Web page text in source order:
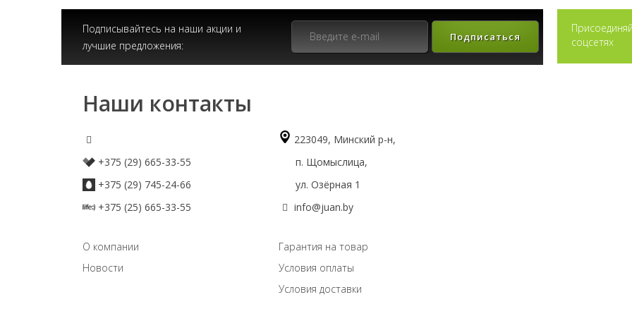
Подписывайтесь на наши акции и
лучшие предложения:
Подписаться
соцсетях
Наши контакты
+375 (29) 665-33-55
+375 (29) 745-24-66
+375 (25) 665-33-55
223049, Минский р-н,
п. Щомыслица,
ул. Озёрная 1
info@juan.by
О компании
Новости
Гарантия на товар
Условия оплаты
Условия доставки